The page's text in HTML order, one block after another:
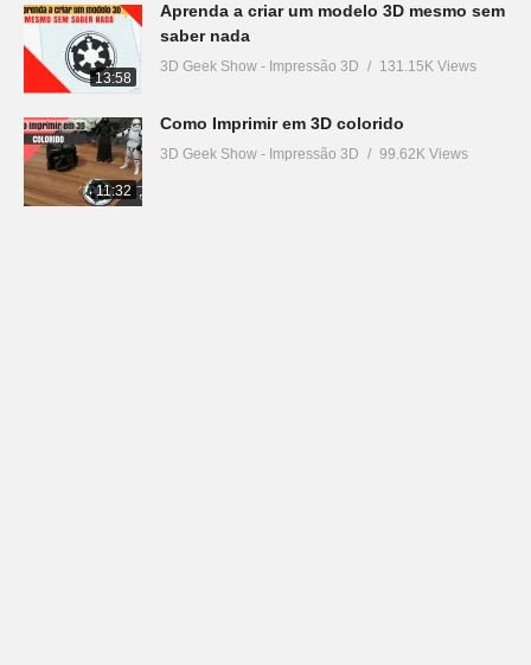
13:58
Aprenda a criar um modelo 3D mesmo sem
saber nada
3D Geek Show - Impressão 3D 131.15K Views
11:32
Como Imprimir em 3D colorido
3D Geek Show - Impressão 3D 99.62K Views